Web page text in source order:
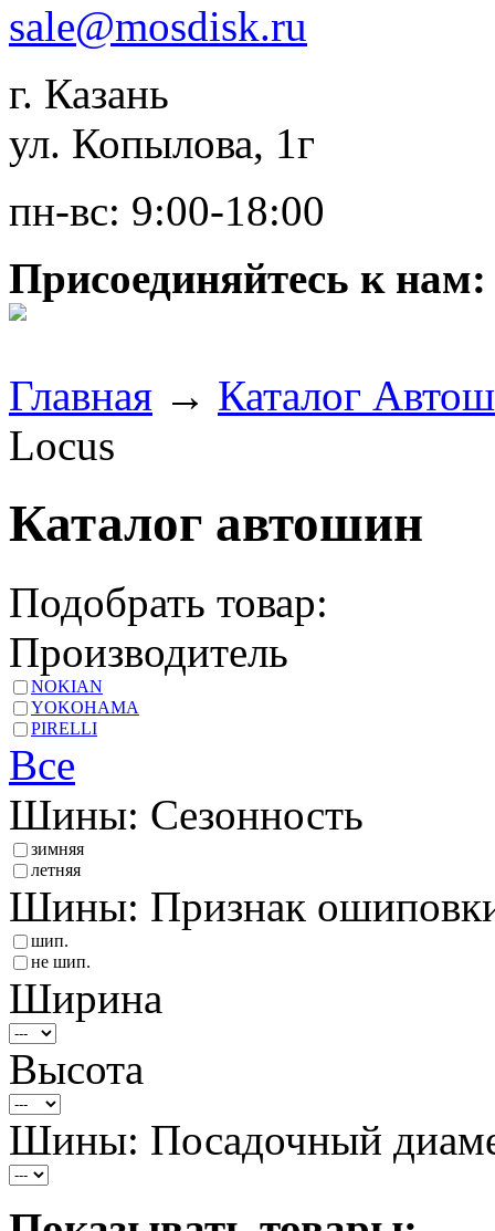
sale@mosdisk.ru
г. Казань
ул. Копылова, 1г
пн-вс: 9:00-18:00
Присоединяйтесь к нам:
Главная → Каталог
Locus
Каталог автошин
Подобрать товар:
Производитель
NOKIAN
YOKOHAMA
PIRELLI
Все
Шины: Сезонность
зимняя
летняя
Шины: Признак
шип.
не шип.
Ширина
Высота
Шины: Посадочный